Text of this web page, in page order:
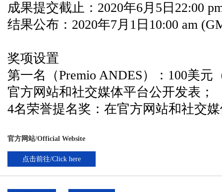
成果提交截止：2020年6月5日22:00
结果公布：2020年7月1日10:00 am
奖项设置
第一名（Premio ANDES）：100美元
官方网站和社交媒体平台公开发表；
4名荣誉提名奖：在官方网站和社交
官方网站/Official Website
点击前往/Click here